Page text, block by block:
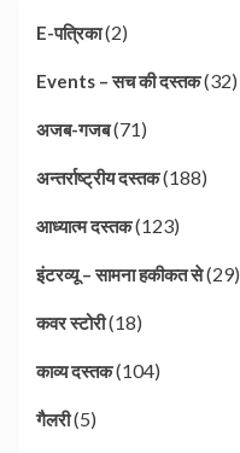
E-पत्रिका(2)
Events – सच की दस्तक(32)
अजब-गजब(71)
अन्तर्राष्ट्रीय दस्तक(188)
आध्यात्म दस्तक(123)
इंटरव्यू – सामना हकीकत से(29)
कवर स्टोरी(18)
काव्य दस्तक(104)
गैलरी(5)